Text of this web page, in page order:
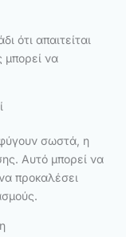
ότι απαιτείται
μπορεί να
σωστά, η
Αυτό μπορεί να
προκαλέσει